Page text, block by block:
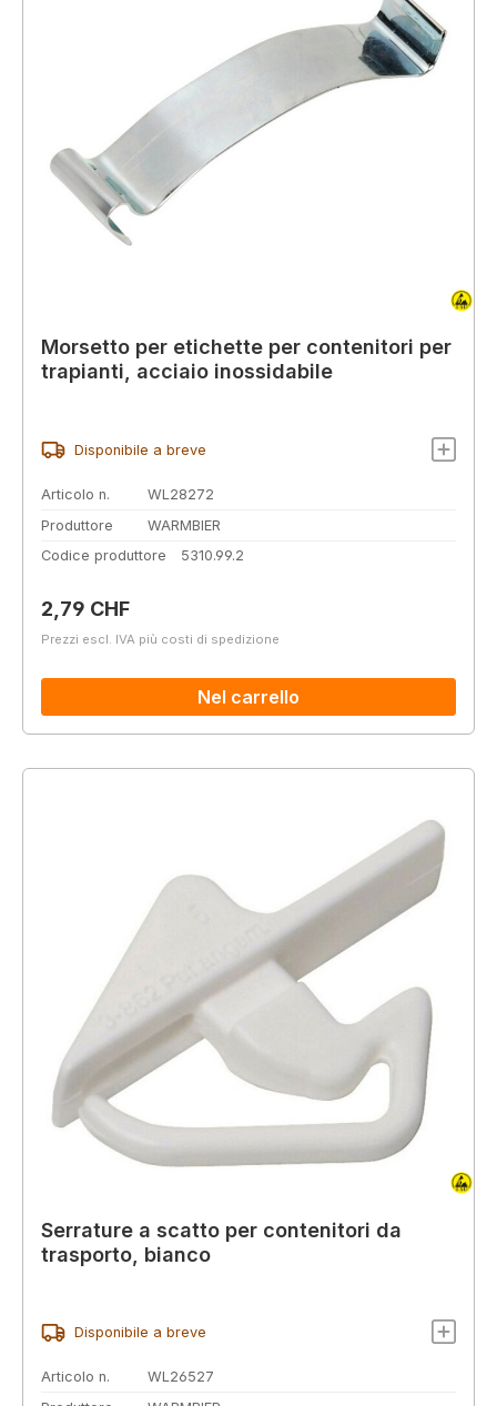
Morsetto per etichette per contenitori per
trapianti, acciaio inossidabile
Disponibile a breve
Articolo n.
WL28272
Produttore
WARMBIER
Codice produttore
5310.99.2
Prezzo normale:
2,79 CHF
Prezzi escl. IVA più costi di spedizione
Nel carrello
Serrature a scatto per contenitori da
trasporto, bianco
Disponibile a breve
Articolo n.
WL26527